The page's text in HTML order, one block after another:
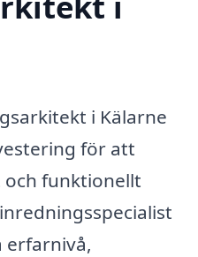
i Kälarne
för att
funktionellt
erfarnivå,